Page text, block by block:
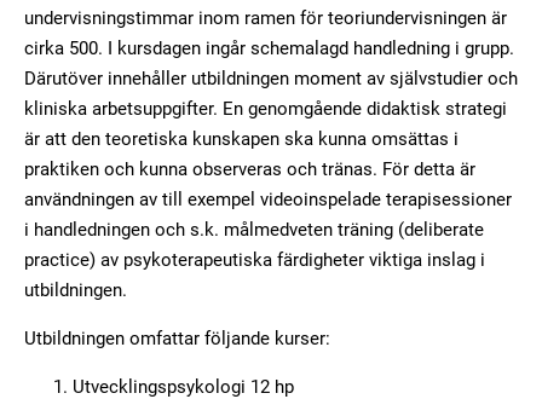
undervisningstimmar inom ramen för teoriundervisningen är
cirka 500. I kursdagen ingår schemalagd handledning i grupp.
Därutöver innehåller utbildningen moment av självstudier och
kliniska arbetsuppgifter. En genomgående didaktisk strategi
är att den teoretiska kunskapen ska kunna omsättas i
praktiken och kunna observeras och tränas. För detta är
användningen av till exempel videoinspelade terapisessioner
i handledningen och s.k. målmedveten träning (deliberate
practice) av psykoterapeutiska färdigheter viktiga inslag i
utbildningen.
Utbildningen omfattar följande kurser:
Utvecklingspsykologi 12 hp